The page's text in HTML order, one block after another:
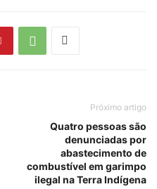
Próximo artigo
Quatro pessoas são
denunciadas por
abastecimento de
combustível em garimpo
ilegal na Terra Indígena